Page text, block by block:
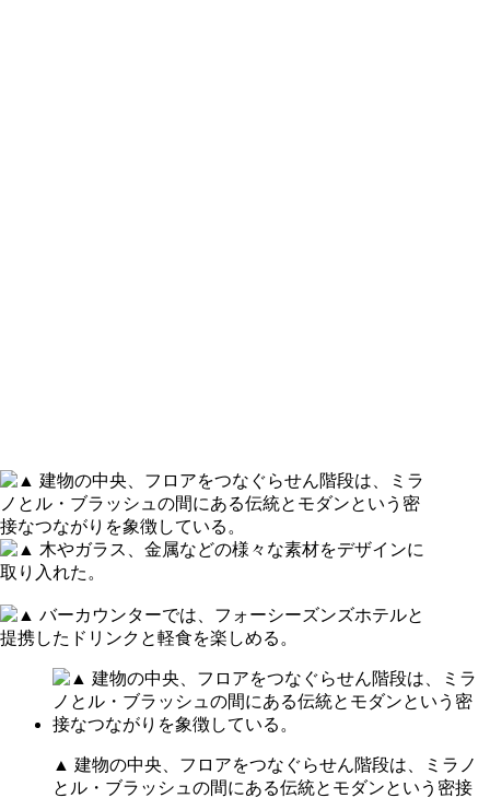
▲ 建物の中央、フロアをつなぐらせん階段は、ミラノ
とル・ブラッシュの間にある伝統とモダンという密接